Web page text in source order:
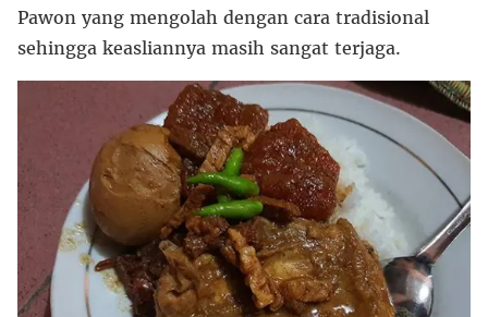
Pawon yang mengolah dengan cara tradisional
sehingga keasliannya masih sangat terjaga.